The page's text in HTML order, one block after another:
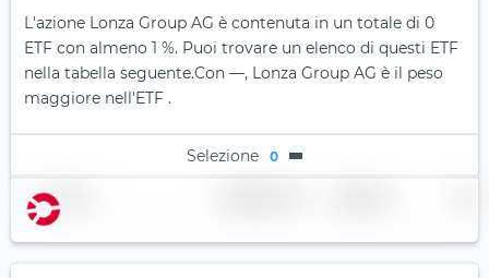
L'azione Lonza Group AG è contenuta in un totale di 0
ETF con almeno 1 %. Puoi trovare un elenco di questi ETF
nella tabella seguente.Con —, Lonza Group AG è il peso
maggiore nell'ETF .
Selezione 0
Nome